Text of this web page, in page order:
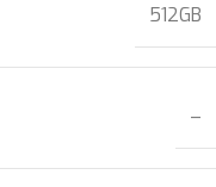
512GB
–